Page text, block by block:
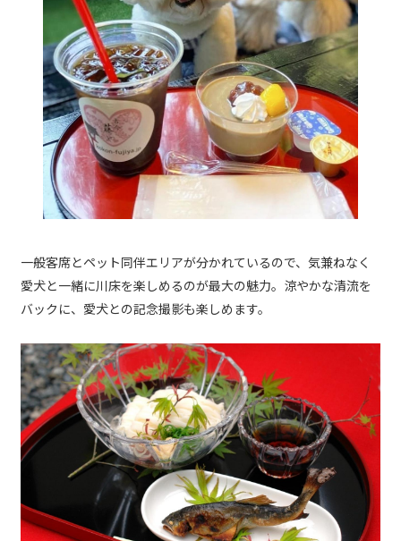
一般客席とペット同伴エリアが分かれているので、気兼ねなく
愛犬と一緒に川床を楽しめるのが最大の魅力。涼やかな清流を
バックに、愛犬との記念撮影も楽しめます。